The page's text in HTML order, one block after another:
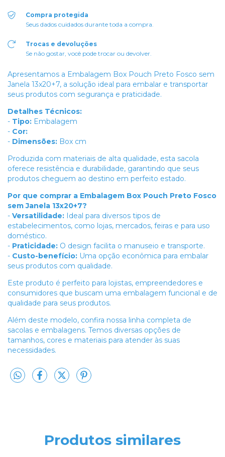
Compra protegida
Seus dados cuidados durante toda a compra.
Trocas e devoluções
Se não gostar, você pode trocar ou devolver.
Apresentamos a Embalagem Box Pouch Preto Fosco sem
Janela 13x20+7, a solução ideal para embalar e transportar
seus produtos com segurança e praticidade.
Detalhes Técnicos:
- Tipo: Embalagem
- Cor:
- Dimensões: Box cm
Produzida com materiais de alta qualidade, esta sacola
oferece resistência e durabilidade, garantindo que seus
produtos cheguem ao destino em perfeito estado.
Por que comprar a Embalagem Box Pouch Preto Fosco
sem Janela 13x20+7?
- Versatilidade: Ideal para diversos tipos de
estabelecimentos, como lojas, mercados, feiras e para uso
doméstico.
- Praticidade: O design facilita o manuseio e transporte.
- Custo-benefício: Uma opção econômica para embalar
seus produtos com qualidade.
Este produto é perfeito para lojistas, empreendedores e
consumidores que buscam uma embalagem funcional e de
qualidade para seus produtos.
Além deste modelo, confira nossa linha completa de
sacolas e embalagens. Temos diversas opções de
tamanhos, cores e materiais para atender às suas
necessidades.
Produtos similares